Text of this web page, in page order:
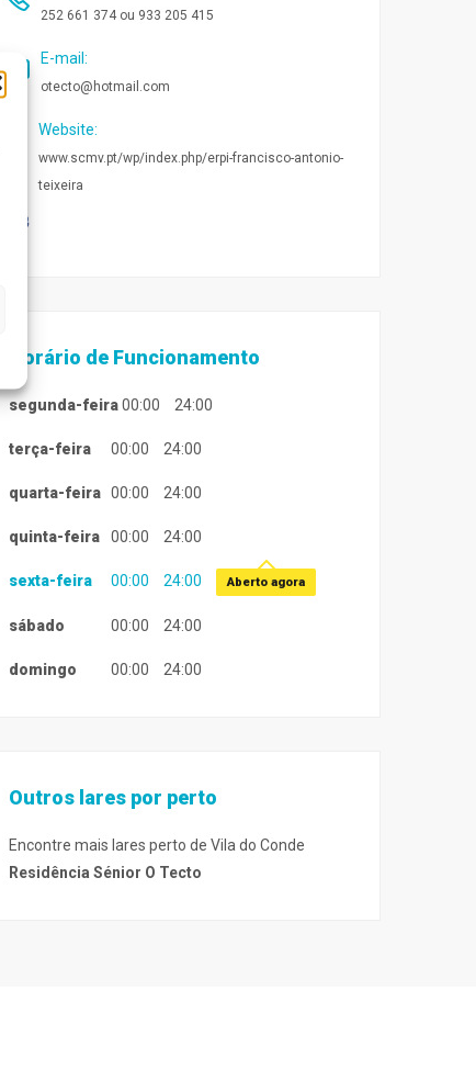
252 661 374 ou 933 205 415
E-mail:
otecto@hotmail.com
Website:
www.scmv.pt/wp/index.php/erpi-francisco-antonio-
teixeira
Horário de Funcionamento
segunda-feira00:00 24:00
terça-feira 00:00 24:00
quarta-feira 00:00 24:00
quinta-feira 00:00 24:00
sexta-feira 00:00 24:00 Aberto agora
sábado 00:00 24:00
domingo 00:00 24:00
Outros lares por perto
Encontre mais lares perto de Vila do Conde
Residência Sénior O Tecto